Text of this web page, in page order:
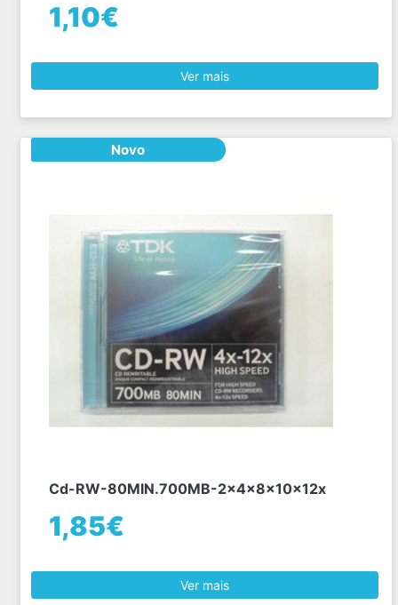
1,10€
Ver mais
Novo
Cd-RW-80MIN.700MB-2x4x8x10x12x
1,85€
Ver mais